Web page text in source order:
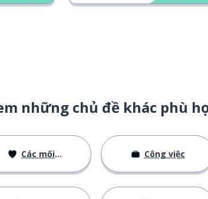
những chủ đề khác phù
Các mối quan hệ Công việc